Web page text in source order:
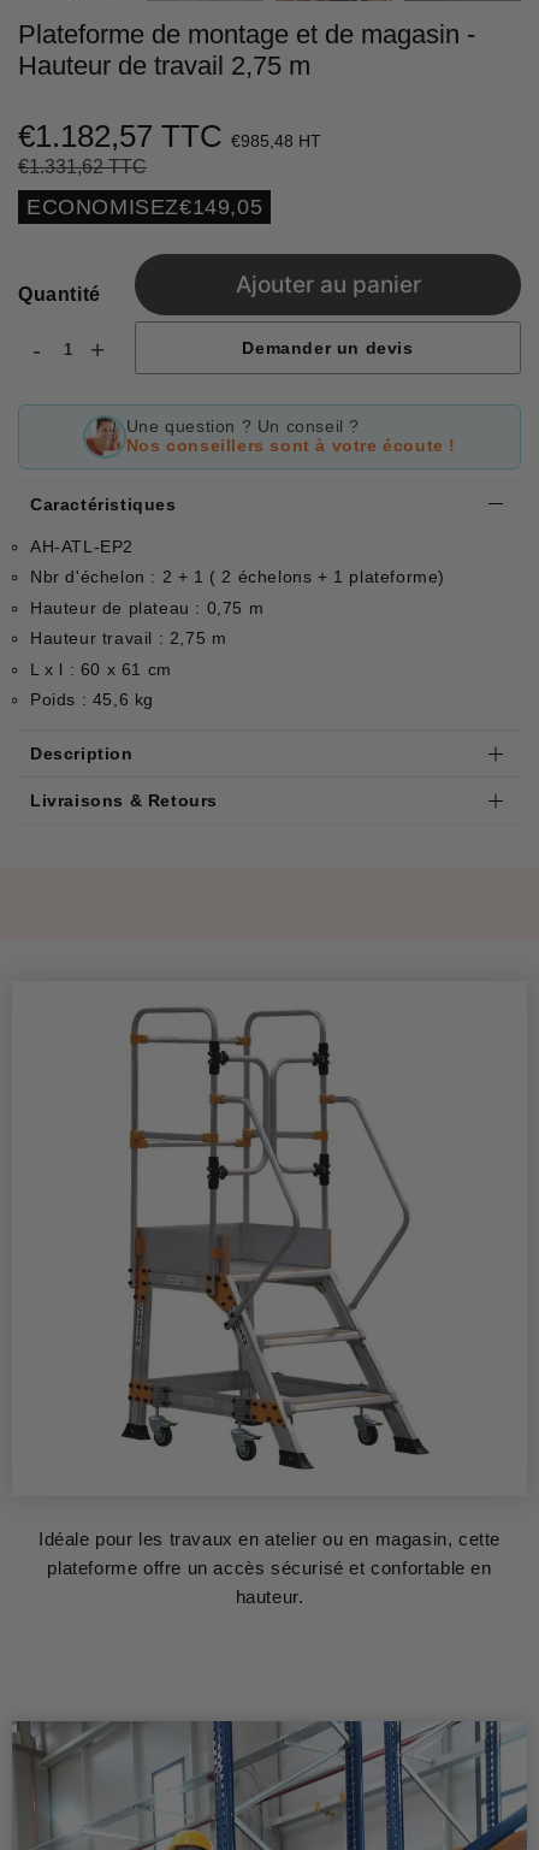
Plateforme de montage et de magasin -
Hauteur de travail 2,75 m
€1.182,57 TTC €985,48 HT
€1.331,62 TTC
régulier
réduit
Unit
price
ECONOMISEZ€149,05
Quantité
- +
Ajouter au panier
Demander un devis
Une question ? Un conseil ?
Nos conseillers sont à votre écoute !
Caractéristiques
AH-ATL-EP2
Nbr d'échelon : 2 + 1 ( 2 échelons + 1 plateforme)
Hauteur de plateau : 0,75 m
Hauteur travail : 2,75 m
L x l : 60 x 61 cm
Poids : 45,6 kg
Description
Livraisons & Retours
Idéale pour les travaux en atelier ou en magasin, cette
plateforme offre un accès sécurisé et confortable en
hauteur.